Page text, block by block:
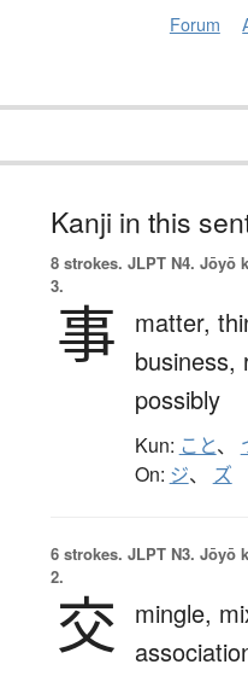
Forum
Kanji in this
8 strokes. JLPT N4. Jōyō
3.
事 matter,
business,
possibly
Kun: こと、
On: ジ、 ズ
6 strokes. JLPT N3. Jōyō
2.
交 mingle,